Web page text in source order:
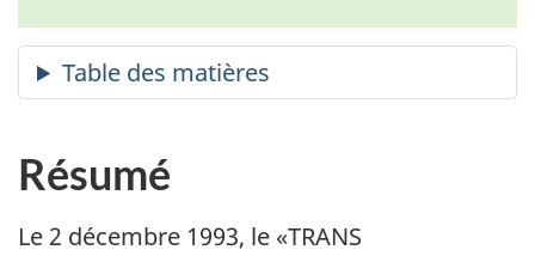
Résumé
Le 2 décembre 1993, le «TRANS